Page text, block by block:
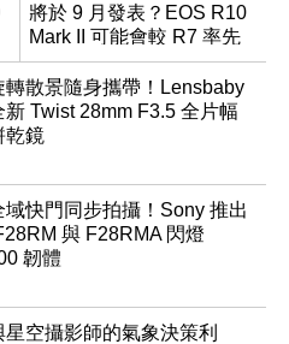
將於 9 月發表？EOS R10
Mark II 可能會較 R7 率先
推出
轉散景隨身攜帶！Lensbaby
新 Twist 28mm F3.5 全片幅
乾鏡
域快門同步拍攝！Sony 推出
與 F28RMA 閃燈
韌體
星空攝影師的氣象決策利